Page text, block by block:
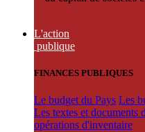
L'action
publique
FINANCES PUBLIQUES
Le budget du Pays Les
Les textes et documents
opérations d'inventaire